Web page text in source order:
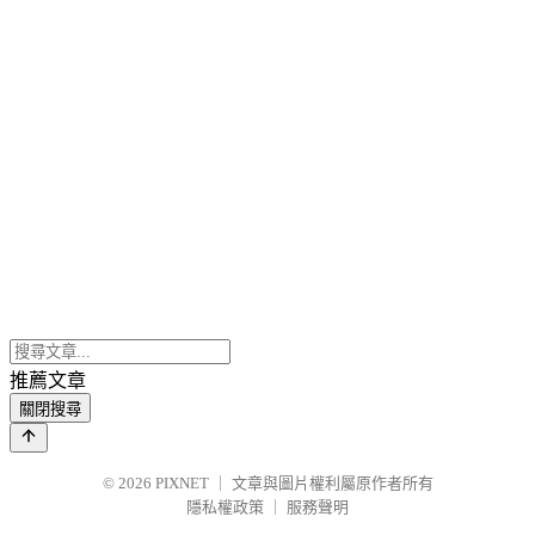
推薦文章
關閉搜尋
© 2026 PIXNET
文章與圖片權利屬原作者所有
隱私權政策
服務聲明